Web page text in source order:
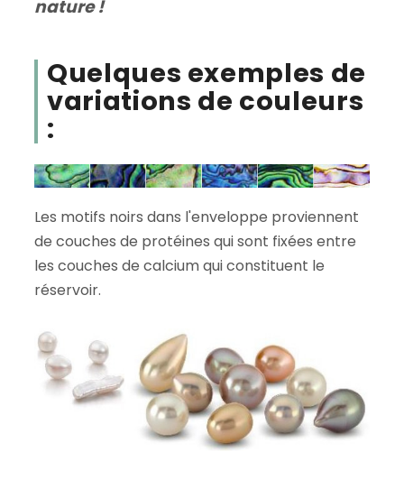
nature !
Quelques exemples de
variations de couleurs
:
Les motifs noirs dans l'enveloppe proviennent
de couches de protéines qui sont fixées entre
les couches de calcium qui constituent le
réservoir.